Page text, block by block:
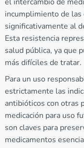
incumplimiento de
significativamente al
Esta resistencia
salud pública, ya que
más difíciles de tratar.
Para un uso
estrictamente las
antibióticos con otras
medicación para uso
son claves para
medicamentos